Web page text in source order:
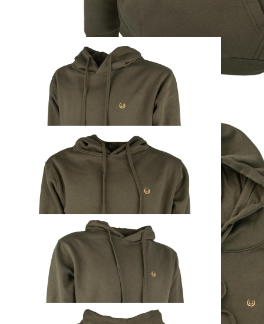
29010284
KEYLER Hoodie Oliv
59,00 €
inkl. MwSt. zzgl. Versand
Auswählen
Zum Warenkorb hinzufügen
Zur Wunschliste hinzufügen